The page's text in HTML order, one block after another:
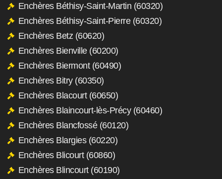
Enchères Béthisy-Saint-Martin (60320)
Enchères Béthisy-Saint-Pierre (60320)
Enchères Betz (60620)
Enchères Bienville (60200)
Enchères Biermont (60490)
Enchères Bitry (60350)
Enchères Blacourt (60650)
Enchères Blaincourt-lès-Précy (60460)
Enchères Blancfossé (60120)
Enchères Blargies (60220)
Enchères Blicourt (60860)
Enchères Blincourt (60190)